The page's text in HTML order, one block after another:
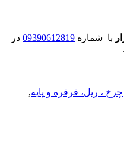
با شماره 09390612819 در
چرخ ، ریل، قرقره و پایه,